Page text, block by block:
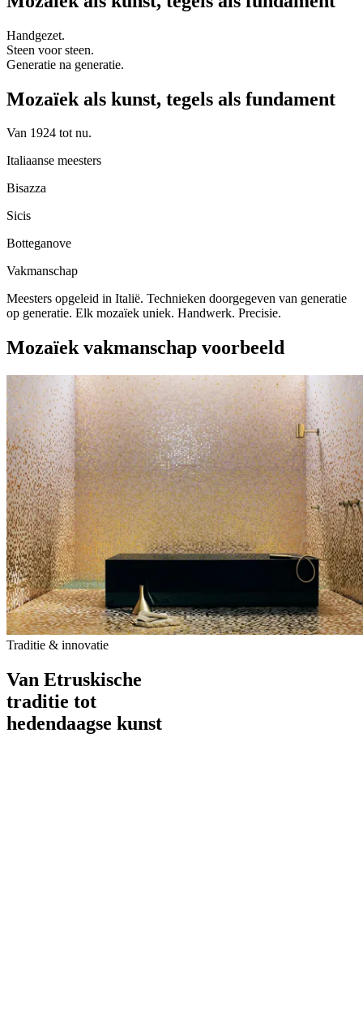
Handgezet.
Steen voor steen.
Generatie na generatie.
Mozaïek als kunst, tegels als fundament
Van 1924 tot nu.
Italiaanse meesters
Bisazza
Sicis
Botteganove
Vakmanschap
Meesters opgeleid in Italië. Technieken doorgegeven van generatie
op generatie. Elk mozaïek uniek. Handwerk. Precisie.
Mozaïek vakmanschap voorbeeld
Traditie & innovatie
Van Etruskische
traditie tot
hedendaagse kunst